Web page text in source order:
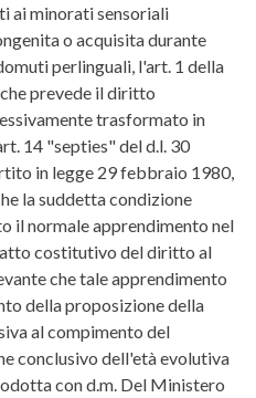
ai minorati sensoriali
o acquisita durante
perlinguali, l'art. 1 della
prevede il diritto
trasformato in
14 "septies" del d.l. 30
in legge 29 febbraio 1980,
la suddetta condizione
il normale apprendimento nel
costitutivo del diritto al
che tale apprendimento
della proposizione della
al compimento del
conclusivo dell'età evolutiva
con d.m. Del Ministero